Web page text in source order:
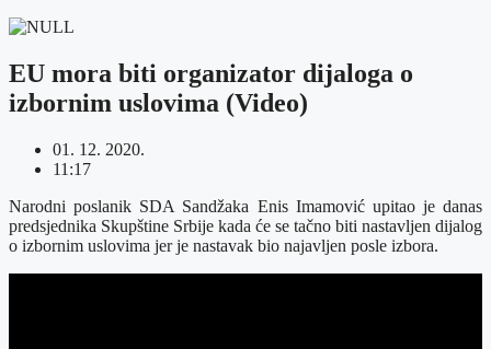
EU mora biti organizator dijaloga o
izbornim uslovima (Video)
01. 12. 2020.
11:17
Narodni poslanik SDA Sandžaka Enis Imamović upitao je danas
predsjednika Skupštine Srbije kada će se tačno biti nastavljen dijalog
o izbornim uslovima jer je nastavak bio najavljen posle izbora.